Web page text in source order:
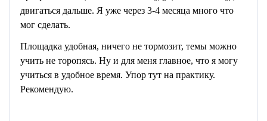
двигаться дальше. Я уже через 3-4 месяца много что
мог сделать.
Площадка удобная, ничего не тормозит, темы можно
учить не торопясь. Ну и для меня главное, что я могу
учиться в удобное время. Упор тут на практику.
Рекомендую.